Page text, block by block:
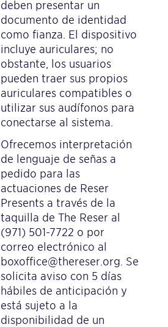
deben presentar un
documento de identidad
como fianza. El dispositivo
incluye auriculares; no
obstante, los usuarios
pueden traer sus propios
auriculares compatibles o
utilizar sus audífonos para
conectarse al sistema.
Ofrecemos interpretación
de lenguaje de señas a
pedido para las
actuaciones de Reser
Presents a través de la
taquilla de The Reser al
(971) 501-7722 o por
correo electrónico al
boxoffice@thereser.org. Se
solicita aviso con 5 días
hábiles de anticipación y
está sujeto a la
disponibilidad de un